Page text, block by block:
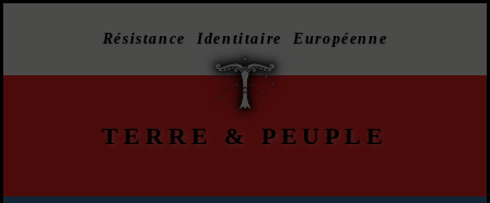
Résistance Identitaire Européenne
TERRE & PEUPLE